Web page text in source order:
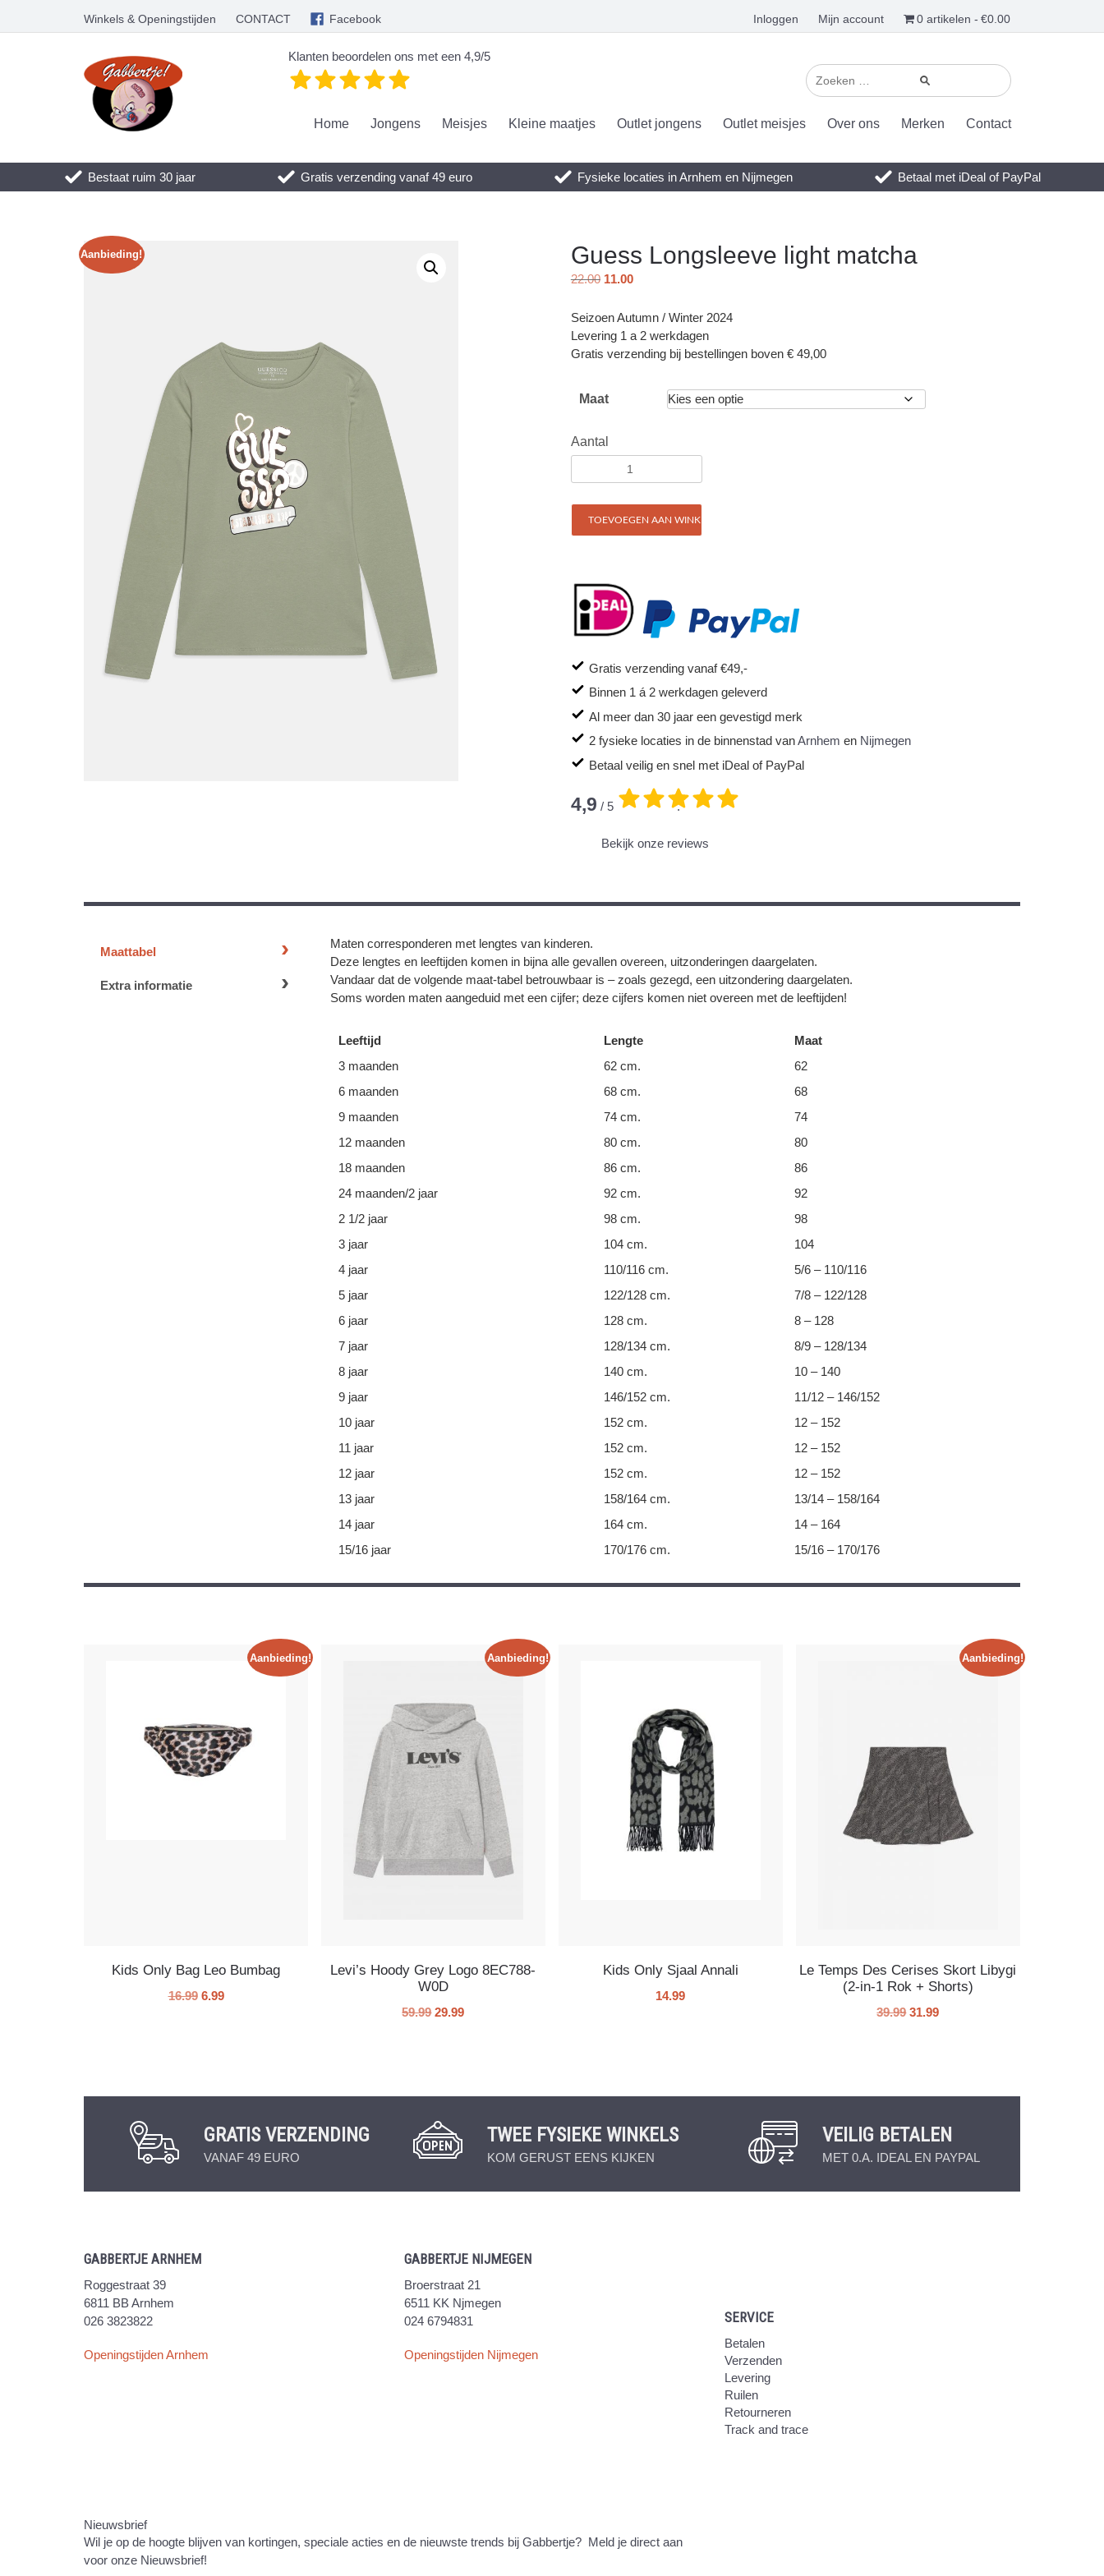
Winkels & Openingstijden CONTACT Facebook Inloggen Mijn account 0 artikelen €0.00
Klanten beoordelen ons met een 4,9/5
Home Jongens Meisjes Kleine maatjes Outlet jongens Outlet meisjes Over ons Merken Contact
Bestaat ruim 30 jaar Gratis verzending vanaf 49 euro Fysieke locaties in Arnhem en Nijmegen Betaal met iDeal of PayPal
Aanbieding! Guess Longsleeve light matcha
22.00 11.00
Seizoen Autumn / Winter 2024
Levering 1 a 2 werkdagen
Gratis verzending bij bestellingen boven € 49,00
Maat
Aantal
TOEVOEGEN AAN WINKELWAGEN
Gratis verzending vanaf €49,-
Binnen 1 á 2 werkdagen geleverd
Al meer dan 30 jaar een gevestigd merk
2 fysieke locaties in de binnenstad vanArnhem en Nijmegen
Betaal veilig en snel met iDeal of PayPal
4,9 / 5 .
Bekijk onze reviews
Maattabel
Extra informatie
Maten corresponderen met lengtes van kinderen.
Deze lengtes en leeftijden komen in bijna alle gevallen overeen, uitzonderingen daargelaten.
Vandaar dat de volgende maat-tabel betrouwbaar is – zoals gezegd, een uitzondering daargelaten.
Soms worden maten aangeduid met een cijfer; deze cijfers komen niet overeen met de leeftijden!
Leeftijd Lengte
Maat
3 maanden
62 cm.
62
6 maanden
68 cm.
68
9 maanden
74 cm.
74
12 maanden
80 cm.
80
18 maanden
86 cm.
86
24 maanden/2 jaar
92 cm.
92
2 1/2 jaar
98 cm.
98
3 jaar
104 cm.
104
4 jaar
110/116 cm.
5/6 – 110/116
5 jaar
122/128 cm.
7/8 – 122/128
6 jaar
128 cm.
8 – 128
7 jaar
128/134 cm.
8/9 – 128/134
8 jaar
140 cm.
10 – 140
9 jaar
146/152 cm.
11/12 – 146/152
10 jaar
152 cm.
12 – 152
11 jaar
152 cm.
12 – 152
12 jaar
152 cm.
12 – 152
13 jaar
158/164 cm.
13/14 – 158/164
14 jaar
164 cm.
14 – 164
15/16 jaar
170/176 cm. 15/16 – 170/176
Aanbieding!
Kids Only Bag Leo Bumbag
16.99 6.99
Aanbieding!
Levi’s Hoody Grey Logo 8EC788-
W0D
59.99 29.99
Kids Only Sjaal Annali
14.99
Aanbieding!
Le Temps Des Cerises Skort Libygi
(2-in-1 Rok + Shorts)
39.99 31.99
GRATIS VERZENDING
VANAF 49 EURO
TWEE FYSIEKE WINKELS
KOM GERUST EENS KIJKEN
VEILIG BETALEN
MET 0.A. IDEAL EN PAYPAL
GABBERTJE ARNHEM
Roggestraat 39
6811 BB Arnhem
026 3823822
Openingstijden Arnhem
GABBERTJE NIJMEGEN
Broerstraat 21
6511 KK Njmegen
024 6794831
Openingstijden Nijmegen
SERVICE
Betalen
Verzenden
Levering
Ruilen
Retourneren
Track and trace
Nieuwsbrief
Wil je op de hoogte blijven van kortingen, speciale acties en de nieuwste trends bij Gabbertje? Meld je direct aan
voor onze Nieuwsbrief!